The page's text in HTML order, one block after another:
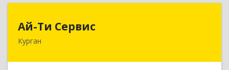
Ай-Ти Сервис
Курган